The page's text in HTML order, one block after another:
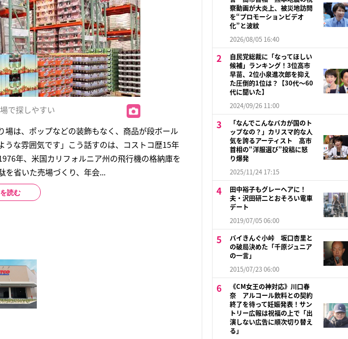
で探しやすい
場は、ポップなどの装飾もなく、商品が段ボール
な雰囲気です」こう話すのは、コストコ歴15年
年、米国カリフォルニア州の飛行機の格納庫を
を省いた売場づくり、年会...
読む
察動画が大炎上、被災地訪問
を“プロモーションビデオ
化”と波紋
2026/08/05 16:40
自民党総裁に「なってほしい
候補」ランキング！3位高市
早苗、2位小泉進次郎を抑え
た圧倒的1位は？【30代〜60
代に聞いた】
2024/09/26 11:00
「なんでこんなバカが国のト
ップなの？」カリスマ的な人
気を誇るアーティスト 高市
首相の“洋服選び”投稿に怒
り爆発
2025/11/24 17:15
田中裕子もグレーヘアに！
夫・沢田研二とおそろい電車
デート
2019/07/05 06:00
バイきんぐ小峠 坂口杏里と
の破局決めた「千原ジュニア
の一言」
2015/07/23 06:00
《CM女王の神対応》川口春
奈 アルコール飲料との契約
終了を待って妊娠発表！サン
トリー広報は祝福の上で「出
演しない広告に順次切り替え
る」